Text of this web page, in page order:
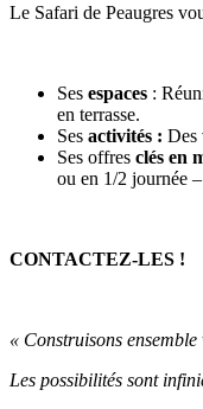
Le Safari de Peaugres
Ses espaces :
en terrasse.
Ses activités : Des
Ses offres clés en
ou en 1/2 journée
CONTACTEZ-LES !
« Construisons
Les possibilités sont